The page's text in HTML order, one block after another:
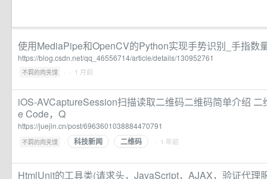
使用MediaPipe和OpenCV的Python实现手势识别_手指数
https://blog.csdn.net/qq_46556714/article/details/130952761
不羁的肉夹馍 · · 1 月前
iOS-AVCaptureSession扫描读取二维码二维码简单介绍
e Code，Q
https://juejin.cn/post/6963601038884470791
不羁的肉夹馍 · 科技新闻 二维码 · 1 年前
HtmlUnit的工具类(请求头，JavaScript，AJAX，验证代理